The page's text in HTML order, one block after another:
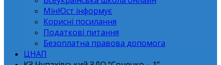
МінЮст інформує
Корисні посилання
Податкові питання
Безоплатна правова допомога
ЦНАП